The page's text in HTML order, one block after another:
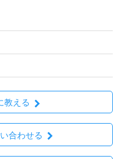
教える
合わせる